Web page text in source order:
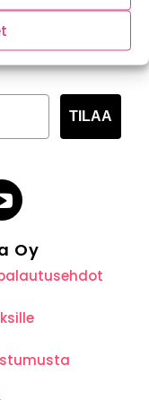
TILAA
Oy